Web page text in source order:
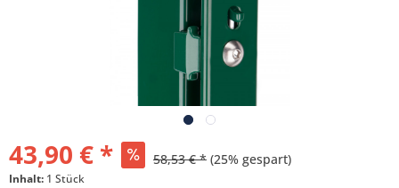
43,90 € * 58,53 € * (25% gespart)
Inhalt: 1 Stück